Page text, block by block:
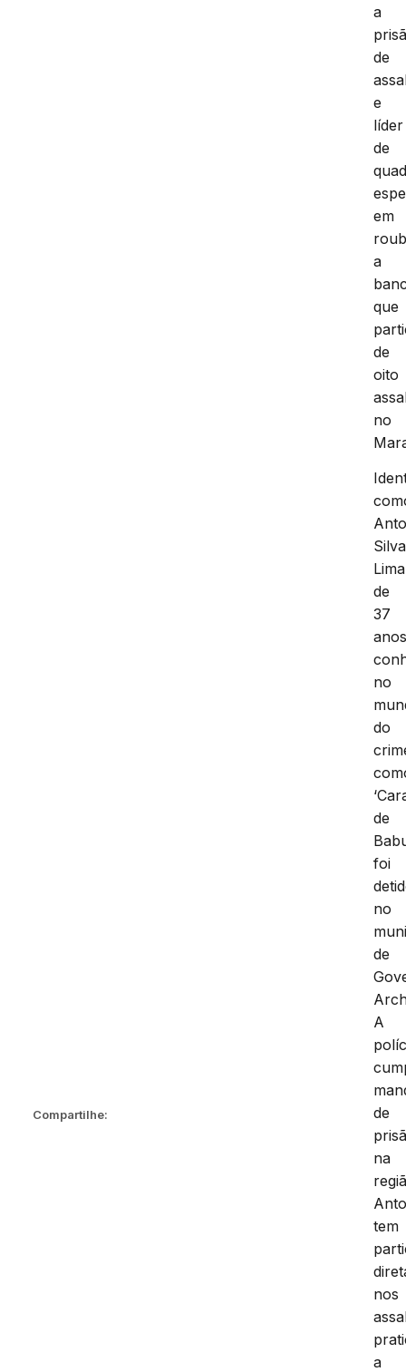
Compartilhe:
a
de
e
líder
de
em
a
que
de
oito
no
Silva
de
37
no
do
de
foi
no
de
A
de
na
tem
nos
a